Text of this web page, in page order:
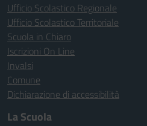
Ufficio Scolastico Regionale
Ufficio Scolastico Territoriale
Scuola in Chiaro
Iscrizioni On Line
Invalsi
Comune
Dichiarazione di accessibilità
La Scuola